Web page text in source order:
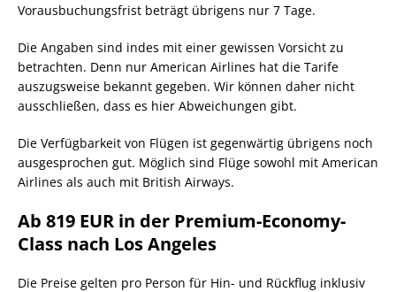
Vorausbuchungsfrist beträgt übrigens nur 7 Tage.
Die Angaben sind indes mit einer gewissen Vorsicht zu
betrachten. Denn nur American Airlines hat die Tarife
auszugsweise bekannt gegeben. Wir können daher nicht
ausschließen, dass es hier Abweichungen gibt.
Die Verfügbarkeit von Flügen ist gegenwärtig übrigens noch
ausgesprochen gut. Möglich sind Flüge sowohl mit American
Airlines als auch mit British Airways.
Ab 819 EUR in der Premium-Economy-
Class nach Los Angeles
Die Preise gelten pro Person für Hin- und Rückflug inklusiv